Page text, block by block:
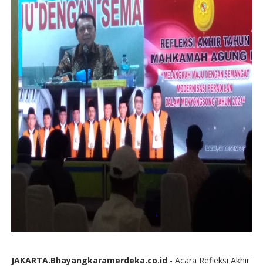
JAKARTA.Bhayangkaramerdeka.co.id- Acara Refleksi Akhir